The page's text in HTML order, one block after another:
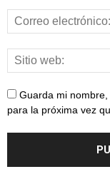
Guarda mi
para la próxima vez